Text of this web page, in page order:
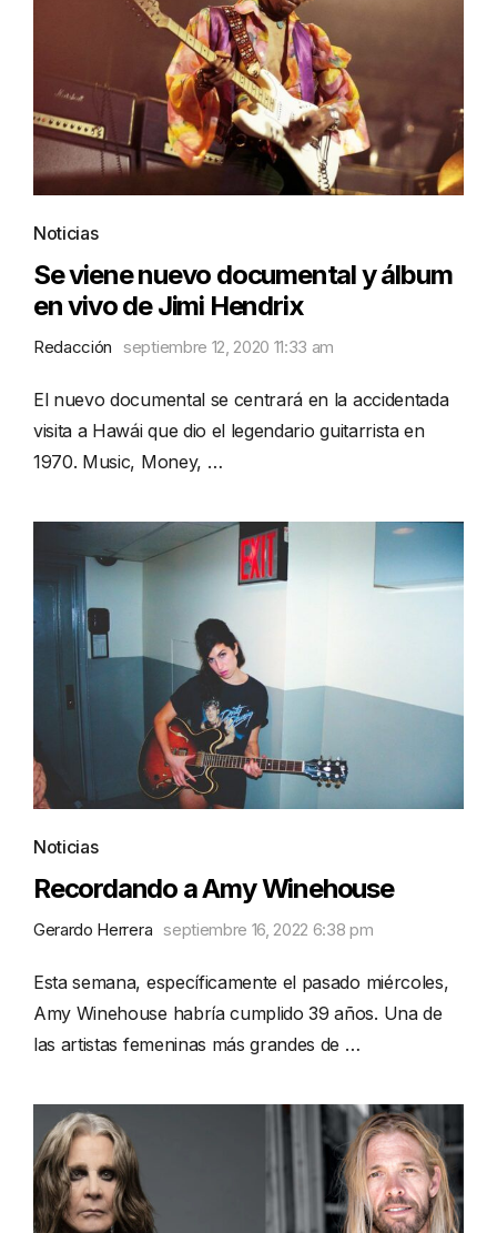
Noticias
Se viene nuevo documental y álbum
en vivo de Jimi Hendrix
Redacción septiembre 12, 2020 11:33 am
El nuevo documental se centrará en la accidentada
visita a Hawái que dio el legendario guitarrista en
1970. Music, Money, …
Noticias
Recordando a Amy Winehouse
Gerardo Herrera septiembre 16, 2022 6:38 pm
Esta semana, específicamente el pasado miércoles,
Amy Winehouse habría cumplido 39 años. Una de
las artistas femeninas más grandes de …